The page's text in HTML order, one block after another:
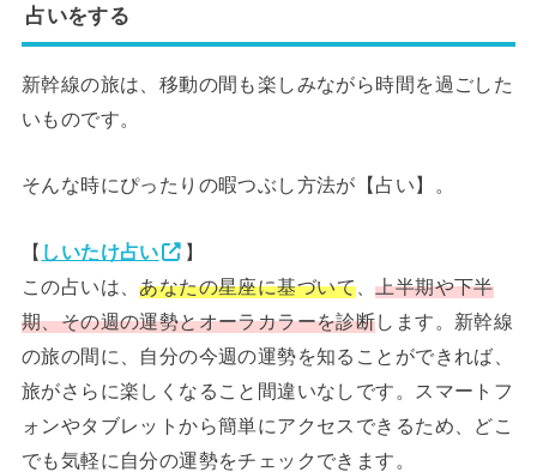
占いをする
新幹線の旅は、移動の間も楽しみながら時間を過ごした
いものです。
そんな時にぴったりの暇つぶし方法が【占い】。
【 しいたけ占い
】
この占いは、あなたの星座に基づいて、上半期や下半
期、その週の運勢とオーラカラーを診断します。新幹線
の旅の間に、自分の今週の運勢を知ることができれば、
旅がさらに楽しくなること間違いなしです。スマートフ
ォンやタブレットから簡単にアクセスできるため、どこ
でも気軽に自分の運勢をチェックできます。